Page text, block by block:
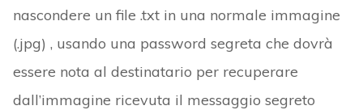
nascondere un file .txt in una normale immagine
(.jpg) , usando una password segreta che dovrà
essere nota al destinatario per recuperare
dall’immagine ricevuta il messaggio segreto